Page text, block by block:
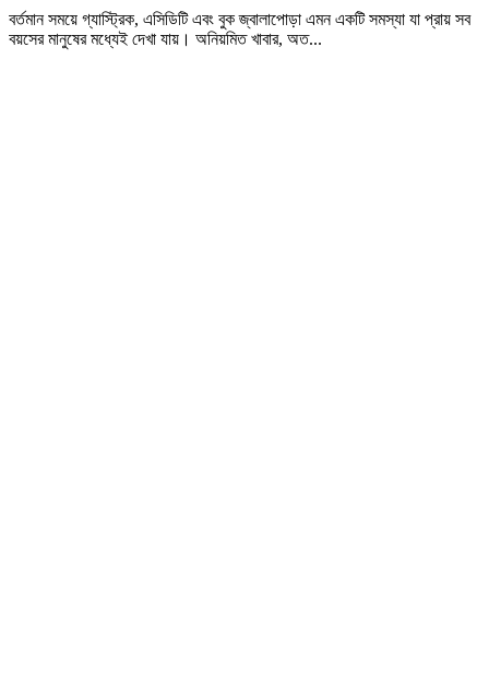
বর্তমান সময়ে গ্যাস্ট্রিক, এসিডিটি এবং বুক জ্বালাপোড়া এমন একটি সমস্যা যা প্রায় সব
বয়সের মানুষের মধ্যেই দেখা যায়। অনিয়মিত খাবার, অত...